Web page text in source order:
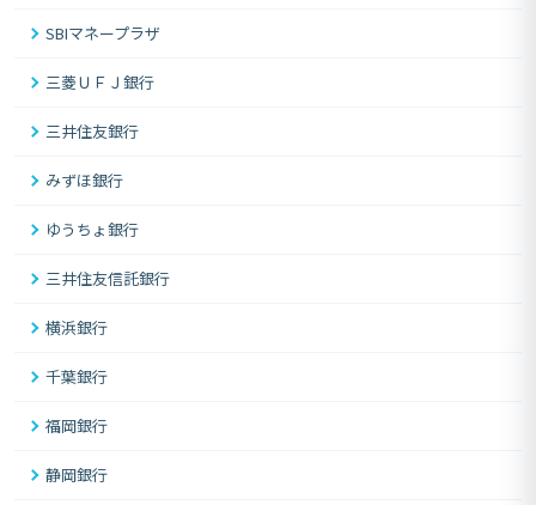
SBIマネープラザ
三菱ＵＦＪ銀行
三井住友銀行
みずほ銀行
ゆうちょ銀行
三井住友信託銀行
横浜銀行
千葉銀行
福岡銀行
静岡銀行